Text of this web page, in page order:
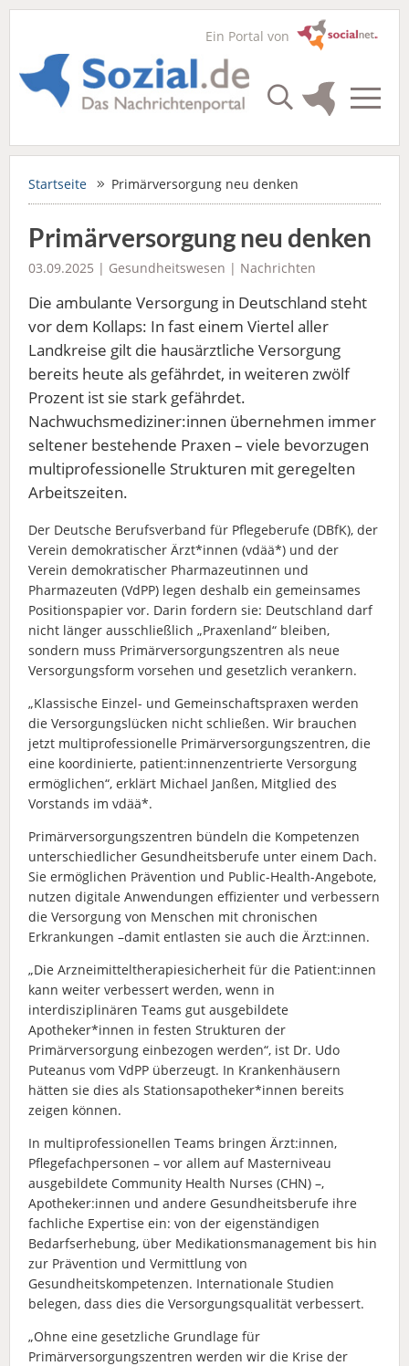
Ein Portal von
Startseite Primärversorgung neu denken
Primärversorgung neu denken
03.09.2025 | Gesundheitswesen | Nachrichten
Die ambulante Versorgung in Deutschland steht
vor dem Kollaps: In fast einem Viertel aller
Landkreise gilt die hausärztliche Versorgung
bereits heute als gefährdet, in weiteren zwölf
Prozent ist sie stark gefährdet.
Nachwuchsmediziner:innen übernehmen immer
seltener bestehende Praxen – viele bevorzugen
multiprofessionelle Strukturen mit geregelten
Arbeitszeiten.
Der Deutsche Berufsverband für Pflegeberufe (DBfK), der
Verein demokratischer Ärzt*innen (vdää*) und der
Verein demokratischer Pharmazeutinnen und
Pharmazeuten (VdPP) legen deshalb ein gemeinsames
Positionspapier vor. Darin fordern sie: Deutschland darf
nicht länger ausschließlich „Praxenland“ bleiben,
sondern muss Primärversorgungszentren als neue
Versorgungsform vorsehen und gesetzlich verankern.
„Klassische Einzel- und Gemeinschaftspraxen werden
die Versorgungslücken nicht schließen. Wir brauchen
jetzt multiprofessionelle Primärversorgungszentren, die
eine koordinierte, patient:innenzentrierte Versorgung
ermöglichen“, erklärt Michael Janßen, Mitglied des
Vorstands im vdää*.
Primärversorgungszentren bündeln die Kompetenzen
unterschiedlicher Gesundheitsberufe unter einem Dach.
Sie ermöglichen Prävention und Public-Health-Angebote,
nutzen digitale Anwendungen effizienter und verbessern
die Versorgung von Menschen mit chronischen
Erkrankungen –damit entlasten sie auch die Ärzt:innen.
„Die Arzneimitteltherapiesicherheit für die Patient:innen
kann weiter verbessert werden, wenn in
interdisziplinären Teams gut ausgebildete
Apotheker*innen in festen Strukturen der
Primärversorgung einbezogen werden“, ist Dr. Udo
Puteanus vom VdPP überzeugt. In Krankenhäusern
hätten sie dies als Stationsapotheker*innen bereits
zeigen können.
In multiprofessionellen Teams bringen Ärzt:innen,
Pflegefachpersonen – vor allem auf Masterniveau
ausgebildete Community Health Nurses (CHN) –,
Apotheker:innen und andere Gesundheitsberufe ihre
fachliche Expertise ein: von der eigenständigen
Bedarfserhebung, über Medikationsmanagement bis hin
zur Prävention und Vermittlung von
Gesundheitskompetenzen. Internationale Studien
belegen, dass dies die Versorgungsqualität verbessert.
„Ohne eine gesetzliche Grundlage für
Primärversorgungszentren werden wir die Krise der